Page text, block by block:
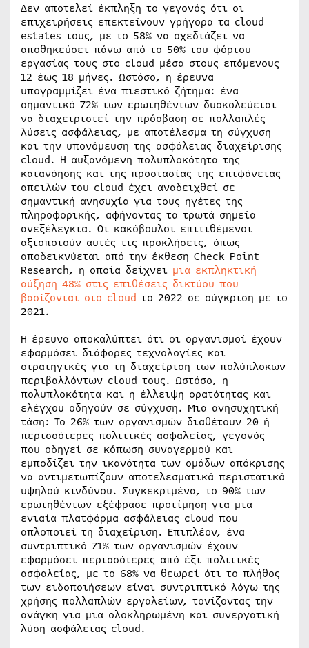
Δεν αποτελεί έκπληξη το γεγονός ότι οι
επιχειρήσεις επεκτείνουν γρήγορα τα cloud
estates τους, με το 58% να σχεδιάζει να
αποθηκεύσει πάνω από το 50% του φόρτου
εργασίας τους στο cloud μέσα στους επόμενους
12 έως 18 μήνες. Ωστόσο, η έρευνα
υπογραμμίζει ένα πιεστικό ζήτημα: ένα
σημαντικό 72% των ερωτηθέντων δυσκολεύεται
να διαχειριστεί την πρόσβαση σε πολλαπλές
λύσεις ασφάλειας, με αποτέλεσμα τη σύγχυση
και την υπονόμευση της ασφάλειας διαχείρισης
cloud. Η αυξανόμενη πολυπλοκότητα της
κατανόησης και της προστασίας της επιφάνειας
απειλών του cloud έχει αναδειχθεί σε
σημαντική ανησυχία για τους ηγέτες της
πληροφορικής, αφήνοντας τα τρωτά σημεία
ανεξέλεγκτα. Οι κακόβουλοι επιτιθέμενοι
αξιοποιούν αυτές τις προκλήσεις, όπως
αποδεικνύεται από την έκθεση Check Point
Research, η οποία δείχνει μια εκπληκτική
αύξηση 48% στις επιθέσεις δικτύου που
βασίζονται στο cloud το 2022 σε σύγκριση με το
2021.
Η έρευνα αποκαλύπτει ότι οι οργανισμοί έχουν
εφαρμόσει διάφορες τεχνολογίες και
στρατηγικές για τη διαχείριση των πολύπλοκων
περιβαλλόντων cloud τους. Ωστόσο, η
πολυπλοκότητα και η έλλειψη ορατότητας και
ελέγχου οδηγούν σε σύγχυση. Μια ανησυχητική
τάση: Το 26% των οργανισμών διαθέτουν 20 ή
περισσότερες πολιτικές ασφαλείας, γεγονός
που οδηγεί σε κόπωση συναγερμού και
εμποδίζει την ικανότητα των ομάδων απόκρισης
να αντιμετωπίζουν αποτελεσματικά περιστατικά
υψηλού κινδύνου. Συγκεκριμένα, το 90% των
ερωτηθέντων εξέφρασε προτίμηση για μια
ενιαία πλατφόρμα ασφάλειας cloud που
απλοποιεί τη διαχείριση. Επιπλέον, ένα
συντριπτικό 71% των οργανισμών έχουν
εφαρμόσει περισσότερες από έξι πολιτικές
ασφαλείας, με το 68% να θεωρεί ότι το πλήθος
των ειδοποιήσεων είναι συντριπτικό λόγω της
χρήσης πολλαπλών εργαλείων, τονίζοντας την
ανάγκη για μια ολοκληρωμένη και συνεργατική
λύση ασφάλειας cloud.